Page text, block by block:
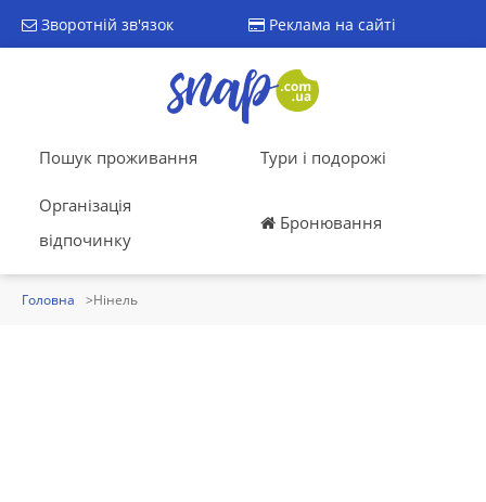
Зворотній зв'язок Реклама на сайті
Пошук проживання Тури і подорожі
Організація
відпочинку
Бронювання
Головна Нінель